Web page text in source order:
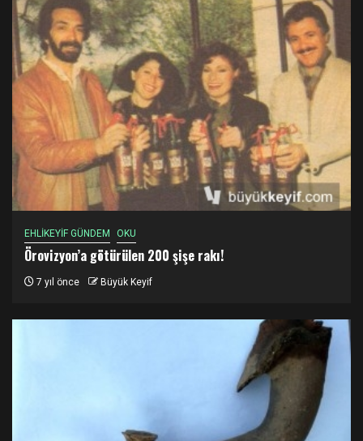
EHLİKEYİF GÜNDEM OKU
Örovizyon’a götürülen 200 şişe rakı!
7 yıl önce Büyük Keyif